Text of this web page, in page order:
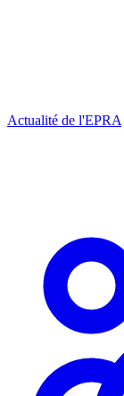
Actualité de l'EPRA